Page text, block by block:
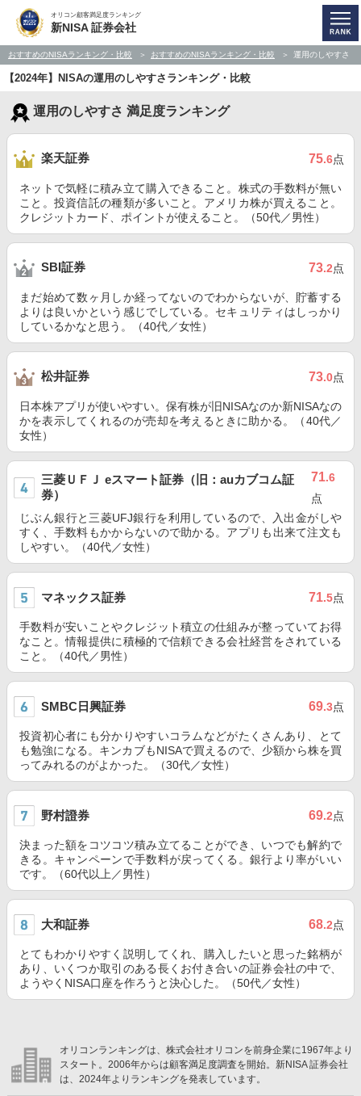
オリコン顧客満足度ランキング
新NISA 証券会社
おすすめのNISAランキング・比較 おすすめのNISAランキング・比較 運用のしやすさ
【2024年】NISAの運用のしやすさランキング・比較
運用のしやすさ 満足度ランキング
楽天証券 75.6点
ネットで気軽に積み立て購入できること。株式の手数料が無い
こと。投資信託の種類が多いこと。アメリカ株が買えること。
クレジットカード、ポイントが使えること。（50代／男性）
SBI証券 73.2点
まだ始めて数ヶ月しか経ってないのでわからないが、貯蓄する
よりは良いかという感じでしている。セキュリティはしっかり
しているかなと思う。（40代／女性）
松井証券 73.0点
日本株アプリが使いやすい。保有株が旧NISAなのか新NISAなの
かを表示してくれるのが売却を考えるときに助かる。（40代／
女性）
三菱ＵＦＪ eスマート証券（旧：auカブコム証
券）
71.6
点
じぶん銀行と三菱UFJ銀行を利用しているので、入出金がしや
すく、手数料もかからないので助かる。アプリも出来て注文も
しやすい。（40代／女性）
マネックス証券 71.5点
手数料が安いことやクレジット積立の仕組みが整っていてお得
なこと。情報提供に積極的で信頼できる会社経営をされている
こと。（40代／男性）
SMBC日興証券 69.3点
投資初心者にも分かりやすいコラムなどがたくさんあり、とて
も勉強になる。キンカブもNISAで買えるので、少額から株を買
ってみれるのがよかった。（30代／女性）
野村證券 69.2点
決まった額をコツコツ積み立てることができ、いつでも解約で
きる。キャンペーンで手数料が戻ってくる。銀行より率がいい
です。（60代以上／男性）
大和証券 68.2点
とてもわかりやすく説明してくれ、購入したいと思った銘柄が
あり、いくつか取引のある長くお付き合いの証券会社の中で、
ようやくNISA口座を作ろうと決心した。（50代／女性）
オリコンランキングは、株式会社オリコンを前身企業に1967年より
スタート。2006年からは顧客満足度調査を開始。新NISA 証券会社
は、2024年よりランキングを発表しています。